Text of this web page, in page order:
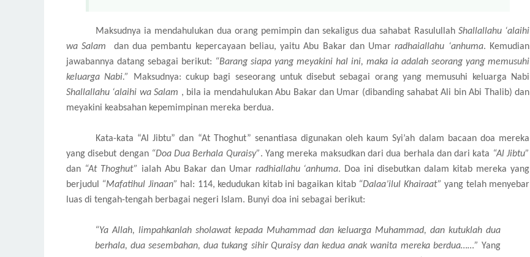
Maksudnya ia mendahulukan dua orang pemimpin dan sekaligus dua sahabat Rasulullah Shallallahu ‘alaihi
wa Salam
dan dua pembantu kepercayaan beliau, yaitu Abu Bakar dan Umarradhaiallahu ‘anhuma. Kemudian
jawabannya datang sebagai berikut: “Barang siapa yang meyakini hal ini, maka ia adalah seorang yang memusuhi
keluarga Nabi.”
Maksudnya: cukup bagi seseorang untuk disebut sebagai orang yang memusuhi keluarga Nabi
Shallallahu ‘alaihi wa Salam , bila ia mendahulukan Abu Bakar dan Umar (dibanding sahabat Ali bin Abi Thalib) dan
meyakini keabsahan kepemimpinan mereka berdua.
Kata-kata “Al Jibtu” dan “At Thoghut” senantiasa digunakan oleh kaum Syi’ah dalam bacaan doa mereka
yang disebut dengan “Doa Dua Berhala Quraisy”. Yang mereka maksudkan dari dua berhala dan dari kata “Al Jibtu”
dan “At Thoghut” ialah Abu Bakar dan Umar radhiallahu ‘anhuma. Doa ini disebutkan dalam kitab mereka yang
berjudul “Mafatihul Jinaan” hal: 114, kedudukan kitab ini bagaikan kitab “Dalaa’ilul Khairaat” yang telah menyebar
luas di tengah-tengah berbagai negeri Islam. Bunyi doa ini sebagai berikut:
“Ya Allah, limpahkanlah sholawat kepada Muhammad dan keluarga Muhammad, dan kutuklah dua
berhala, dua sesembahan, dua tukang sihir Quraisy dan kedua anak wanita mereka berdua……” Yang